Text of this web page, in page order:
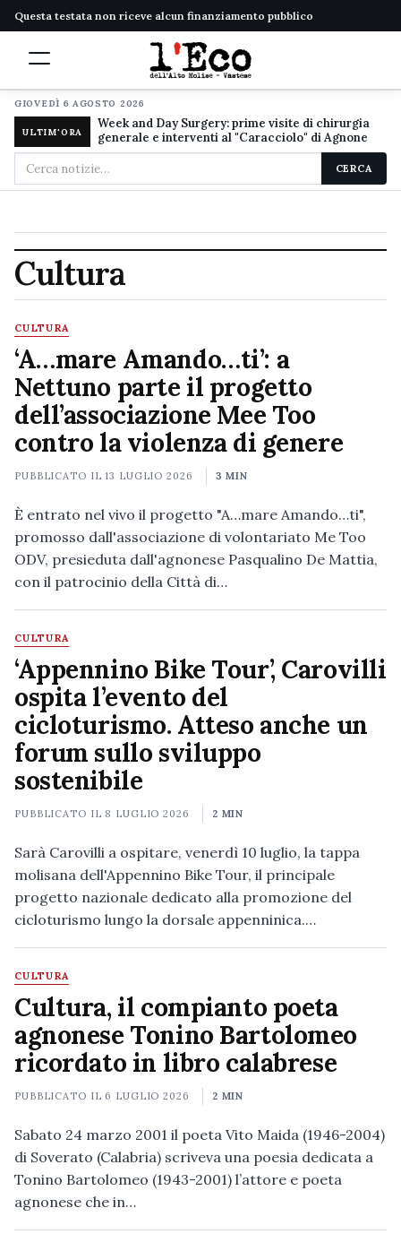
Questa testata non riceve alcun finanziamento pubblico
GIOVEDÌ 6 AGOSTO 2026
ULTIM'ORA
Week and Day Surgery: prime visite di chirurgia
generale e interventi al "Caracciolo" di Agnone
Cerca
nel
CERCA
Cultura
CULTURA
‘A…mare Amando…ti’: a
Nettuno parte il progetto
dell’associazione Mee Too
contro la violenza di genere
PUBBLICATO IL13 LUGLIO 2026 3 MIN
È entrato nel vivo il progetto "A…mare Amando…ti",
promosso dall'associazione di volontariato Me Too
ODV, presieduta dall'agnonese Pasqualino De Mattia,
con il patrocinio della Città di…
CULTURA
‘Appennino Bike Tour’, Carovilli
ospita l’evento del
cicloturismo. Atteso anche un
forum sullo sviluppo
sostenibile
PUBBLICATO IL 8 LUGLIO 2026 2 MIN
Sarà Carovilli a ospitare, venerdì 10 luglio, la tappa
molisana dell'Appennino Bike Tour, il principale
progetto nazionale dedicato alla promozione del
cicloturismo lungo la dorsale appenninica.…
CULTURA
Cultura, il compianto poeta
agnonese Tonino Bartolomeo
ricordato in libro calabrese
PUBBLICATO IL 6 LUGLIO 2026 2 MIN
Sabato 24 marzo 2001 il poeta Vito Maida (1946-2004)
di Soverato (Calabria) scriveva una poesia dedicata a
Tonino Bartolomeo (1943-2001) l’attore e poeta
agnonese che in…